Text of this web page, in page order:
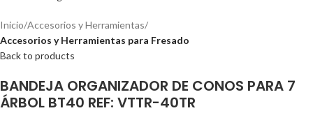
Inicio Accesorios y Herramientas
Accesorios y Herramientas para Fresado
Back to products
BANDEJA ORGANIZADOR DE CONOS PARA 7
ÁRBOL BT40 REF: VTTR-40TR